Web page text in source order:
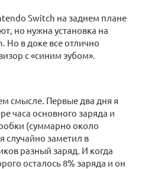
Switch на заднем плане
но нужна установка на
Но в доке все отлично
с «синим зубом».
смысле. Первые два дня я
часа основного заряда и
(суммарно около
случайно заметил в
разный заряд. И когда
осталось 8% заряда и он